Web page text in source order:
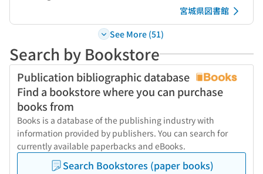
宮城県図書館
See More (51)
Search by Bookstore
Publication bibliographic database
Find a bookstore where you can purchase
books from
Books is a database of the publishing industry with
information provided by publishers. You can search for
currently available paperbacks and eBooks.
Search Bookstores (paper books)